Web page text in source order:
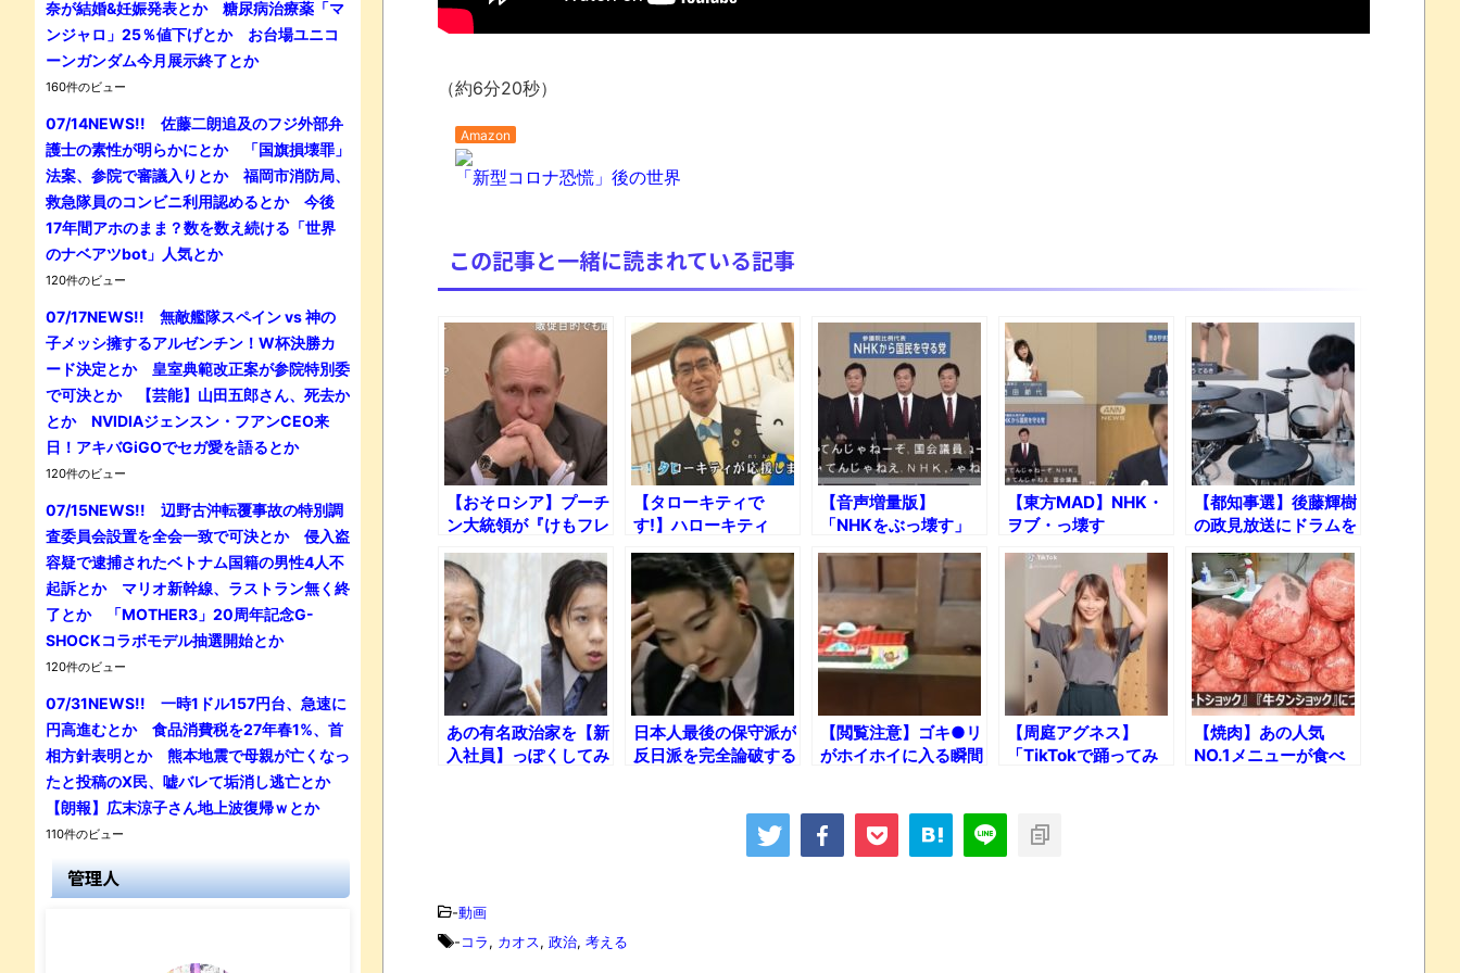
（約6分20秒）
Amazon
「新型コロナ恐慌」後の世界
この記事と一緒に読まれている記事
【おそロシア】プーチ
ン大統領が『けもフレ
2』にとうとう激おこ
のようです……
【タローキティで
す!】ハローキティ
SDGs応援に河野外務
大臣まさかの登場ｗ
【音声増量版】
「NHKをぶっ壊す」
で増える岡本ゆきのぶ
【東方MAD】NHK・
ヲブ・っ壊す
【都知事選】後藤輝樹
の政見放送にドラムを
付けた結果!!
あの有名政治家を【新
入社員】っぽくしてみ
日本人最後の保守派が
反日派を完全論破する
【閲覧注意】ゴキ●リ
がホイホイに入る瞬間
【周庭アグネス】
「TikTokで踊ってみ
【焼肉】あの人気
NO.1メニューが食べ
-動画
-コラ, カオス, 政治, 考える
奈が結婚&妊娠発表とか 糖尿病治療薬「マ
ンジャロ」25％値下げとか お台場ユニコ
ーンガンダム今月展示終了とか
160件のビュー
07/14NEWS!! 佐藤二朗追及のフジ外部弁
護士の素性が明らかにとか 「国旗損壊罪」
法案、参院で審議入りとか 福岡市消防局、
救急隊員のコンビニ利用認めるとか 今後
17年間アホのまま？数を数え続ける「世界
のナベアツbot」人気とか
120件のビュー
07/17NEWS!! 無敵艦隊スペイン vs 神の
子メッシ擁するアルゼンチン！W杯決勝カ
ード決定とか 皇室典範改正案が参院特別委
で可決とか 【芸能】山田五郎さん、死去か
とか NVIDIAジェンスン・フアンCEO来
日！アキバGiGOでセガ愛を語るとか
120件のビュー
07/15NEWS!! 辺野古沖転覆事故の特別調
査委員会設置を全会一致で可決とか 侵入盗
容疑で逮捕されたベトナム国籍の男性4人不
起訴とか マリオ新幹線、ラストラン無く終
了とか 「MOTHER3」20周年記念G-
SHOCKコラボモデル抽選開始とか
120件のビュー
07/31NEWS!! 一時1ドル157円台、急速に
円高進むとか 食品消費税を27年春1%、首
相方針表明とか 熊本地震で母親が亡くなっ
たと投稿のX民、嘘バレて垢消し逃亡とか
【朗報】広末涼子さん地上波復帰ｗとか
110件のビュー
管理人